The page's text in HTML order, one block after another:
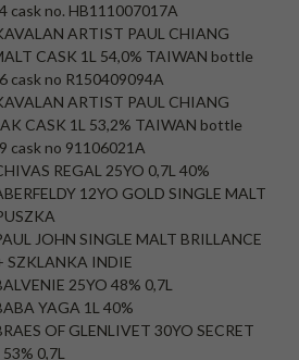
cask no. HB111007017A
ARTIST PAUL CHIANG
CASK 1L 54,0% TAIWAN bottle
cask no R150409094A
ARTIST PAUL CHIANG
CASK 1L 53,2% TAIWAN bottle
cask no 91106021A
REGAL 25YO 0,7L 40%
12YO GOLD SINGLE MALT
JOHN SINGLE MALT BRILLANCE
SZKLANKA INDIE
25YO 48% 0,7L
YAGA 1L 40%
OF GLENLIVET 30YO SECRET
0,7L